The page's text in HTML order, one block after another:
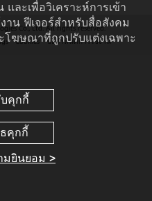
Co., Ltd. All rights reserved.
Cookies ข้อกำหนดการใช้งาน
ละเพื่อวิเคราะห์การเข้า
าน ฟีเจอร์สำหรับสื่อสังคม
โฆษณาที่ถูกปรับแต่งเฉพาะ
มยินยอม >